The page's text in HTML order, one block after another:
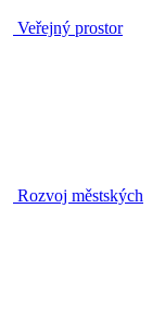
Veřejný prostor
Rozvoj městských